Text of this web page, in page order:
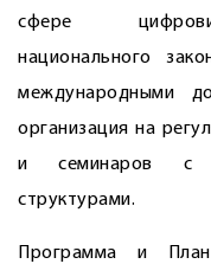
сфере
национального
международными
организация на
и семинаров с
структурами.
Программа и